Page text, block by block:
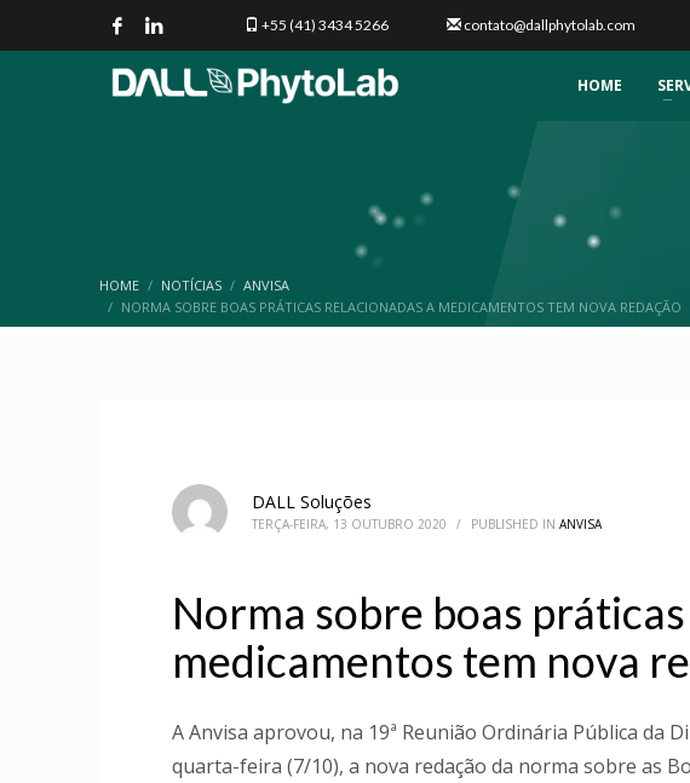
+55 (41) 3434 5266 contato@dallphytolab.com
HOME
HOME NOTÍCIAS
ANVISA
NORMA SOBRE BOAS PRÁTICAS RELACIONADAS A MEDICAMENTOS TEM NOVA REDAÇÃO
DALL Soluções
TERÇA-FEIRA, 13 OUTUBRO 2020 / PUBLISHED IN ANVISA
Norma sobre boas
medicamentos tem nova
A Anvisa aprovou, na 19ª Reunião Ordinária Pública da
quarta-feira (7/10), a nova redação da norma sobre as